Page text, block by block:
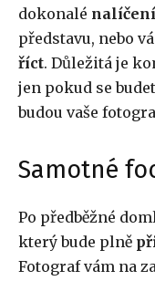
dokonalé nalíčení
představu, nebo
říct. Důležitá je
jen pokud se
budou vaše
Samotné
Po předběžné
který bude plně
Fotograf vám na